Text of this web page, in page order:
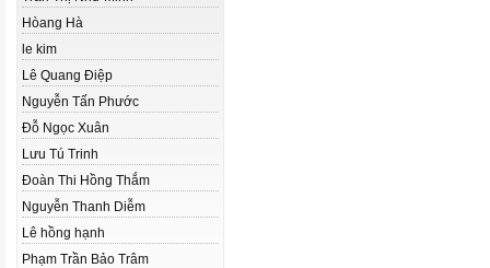
Hòang Hà
le kim
Lê Quang Điệp
Nguyễn Tấn Phước
Đỗ Ngọc Xuân
Lưu Tú Trinh
Đoàn Thi Hồng Thắm
Nguyễn Thanh Diễm
Lê hồng hạnh
Phạm Trần Bảo Trâm